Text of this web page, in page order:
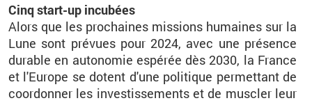
Cinq start-up in­cu­bées
Alors que les pro­chaines mis­sions hu­maines sur la
Lune sont pré­vues pour 2024, avec une pré­sence
du­rable en au­to­no­mie es­pé­rée dès 2030, la France
et l'Eu­rope se dotent d'une po­li­tique per­met­tant de
co­or­don­ner les in­ves­tis­se­ments et de mus­cler leur